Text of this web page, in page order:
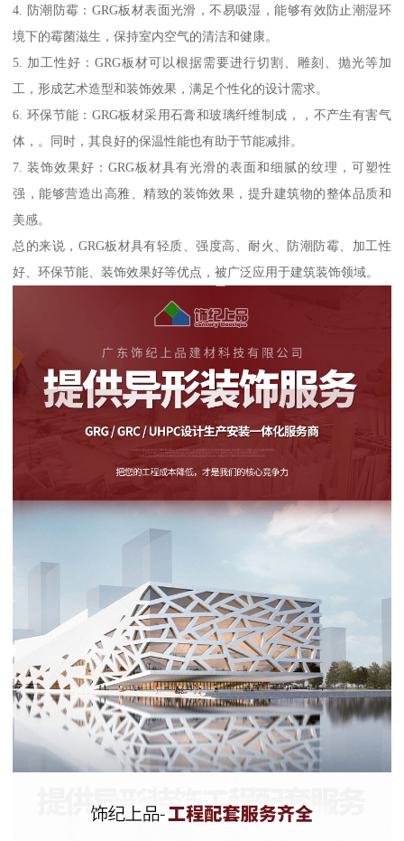
4. 防潮防霉：GRG板材表面光滑，不易吸湿，能够有效防止潮湿环
境下的霉菌滋生，保持室内空气的清洁和健康。
5. 加工性好：GRG板材可以根据需要进行切割、雕刻、抛光等加
工，形成艺术造型和装饰效果，满足个性化的设计需求。
6. 环保节能：GRG板材采用石膏和玻璃纤维制成，，不产生有害气
体，。同时，其良好的保温性能也有助于节能减排。
7. 装饰效果好：GRG板材具有光滑的表面和细腻的纹理，可塑性
强，能够营造出高雅、精致的装饰效果，提升建筑物的整体品质和
美感。
总的来说，GRG板材具有轻质、强度高、耐火、防潮防霉、加工性
好、环保节能、装饰效果好等优点，被广泛应用于建筑装饰领域。